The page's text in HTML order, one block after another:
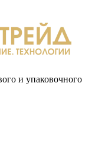
и упаковочного